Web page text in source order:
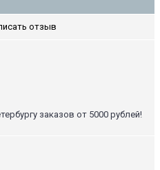
отзыв
заказов от 5000 рублей!